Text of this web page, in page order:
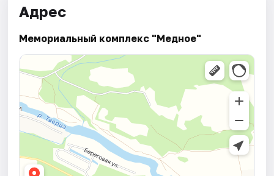
Адрес
Мемориальный комплекс "Медное"